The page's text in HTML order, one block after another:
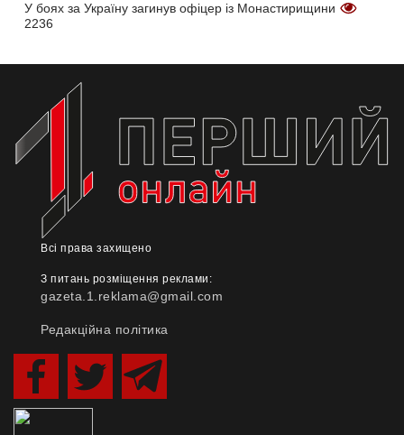
У боях за Україну загинув офіцер із Монастирищини
2236
Всі права захищено
З питань розміщення реклами:
gazeta.1.reklama@gmail.com
Редакційна політика